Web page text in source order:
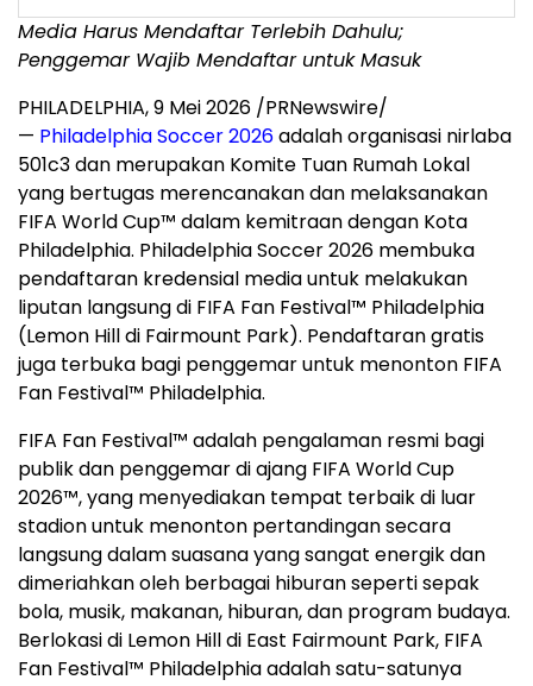
Media Harus Mendaftar Terlebih Dahulu;
Penggemar Wajib Mendaftar untuk Masuk
PHILADELPHIA,9 Mei 2026 /PRNewswire/
— Philadelphia Soccer 2026adalah organisasi nirlaba
501c3 dan merupakan Komite Tuan Rumah Lokal
yang bertugas merencanakan dan melaksanakan
FIFA World Cup™ dalam kemitraan dengan Kota
Philadelphia. Philadelphia Soccer 2026 membuka
pendaftaran kredensial media untuk melakukan
liputan langsung di FIFA Fan Festival™ Philadelphia
(Lemon Hill di Fairmount Park). Pendaftaran gratis
juga terbuka bagi penggemar untuk menonton FIFA
Fan Festival™ Philadelphia.
FIFA Fan Festival™ adalah pengalaman resmi bagi
publik dan penggemar di ajang FIFA World Cup
2026™, yang menyediakan tempat terbaik di luar
stadion untuk menonton pertandingan secara
langsung dalam suasana yang sangat energik dan
dimeriahkan oleh berbagai hiburan seperti sepak
bola, musik, makanan, hiburan, dan program budaya.
Berlokasi di Lemon Hill di East Fairmount Park, FIFA
Fan Festival™ Philadelphia adalah satu-satunya